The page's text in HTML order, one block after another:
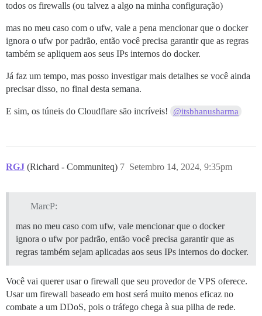
todos os firewalls (ou talvez a algo na minha configuração)
mas no meu caso com o ufw, vale a pena mencionar que o docker
ignora o ufw por padrão, então você precisa garantir que as regras
também se apliquem aos seus IPs internos do docker.
Já faz um tempo, mas posso investigar mais detalhes se você ainda
precisar disso, no final desta semana.
E sim, os túneis do Cloudflare são incríveis! @itsbhanusharma
RGJ (Richard - Communiteq) Setembro 14, 2024, 9:35pm
7
MarcP:
mas no meu caso com ufw, vale mencionar que o docker
ignora o ufw por padrão, então você precisa garantir que as
regras também sejam aplicadas aos seus IPs internos do docker.
Você vai querer usar o firewall que seu provedor de VPS oferece.
Usar um firewall baseado em host será muito menos eficaz no
combate a um DDoS, pois o tráfego chega à sua pilha de rede.